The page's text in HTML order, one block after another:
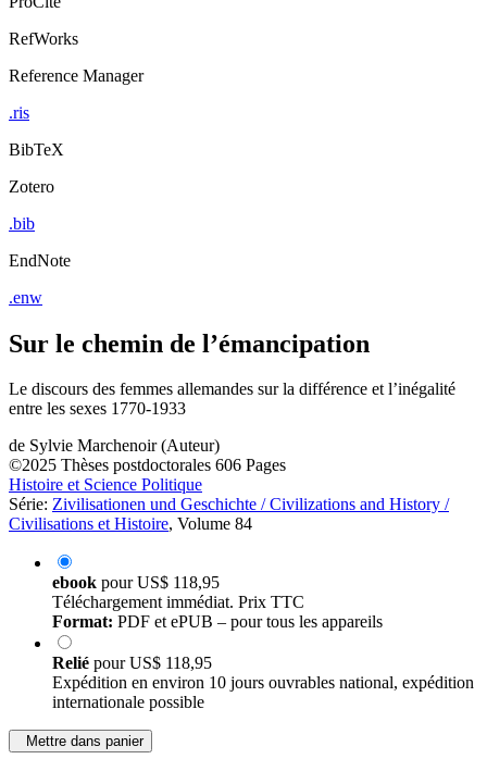
RefWorks
Reference Manager
.ris
BibTeX
Zotero
.bib
EndNote
.enw
Sur le chemin de l’émancipation
Le discours des femmes allemandes sur la différence et l’inégalité
entre les sexes 1770-1933
de Sylvie Marchenoir (Auteur)
©2025 Thèses postdoctorales 606 Pages
Histoire et Science Politique
Série: Zivilisationen und Geschichte / Civilizations and History /
Civilisations et Histoire, Volume 84
ebook pourUS$ 118,95
Téléchargement immédiat. Prix TTC
Format: PDF et ePUB – pour tous les appareils
Relié pourUS$ 118,95
Expédition en environ 10 jours ouvrables national, expédition
internationale possible
Mettre dans panier